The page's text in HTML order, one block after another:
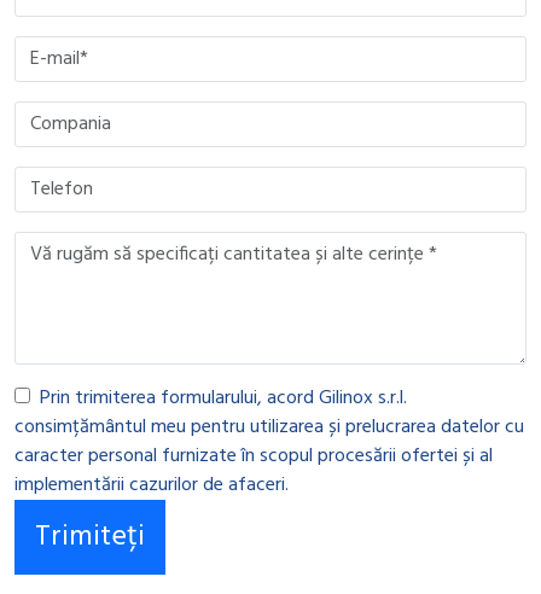
Prin trimiterea formularului, acord Gilinox s.r.l.
consimțământul meu pentru utilizarea și prelucrarea datelor cu
caracter personal furnizate în scopul procesării ofertei și al
implementării cazurilor de afaceri.